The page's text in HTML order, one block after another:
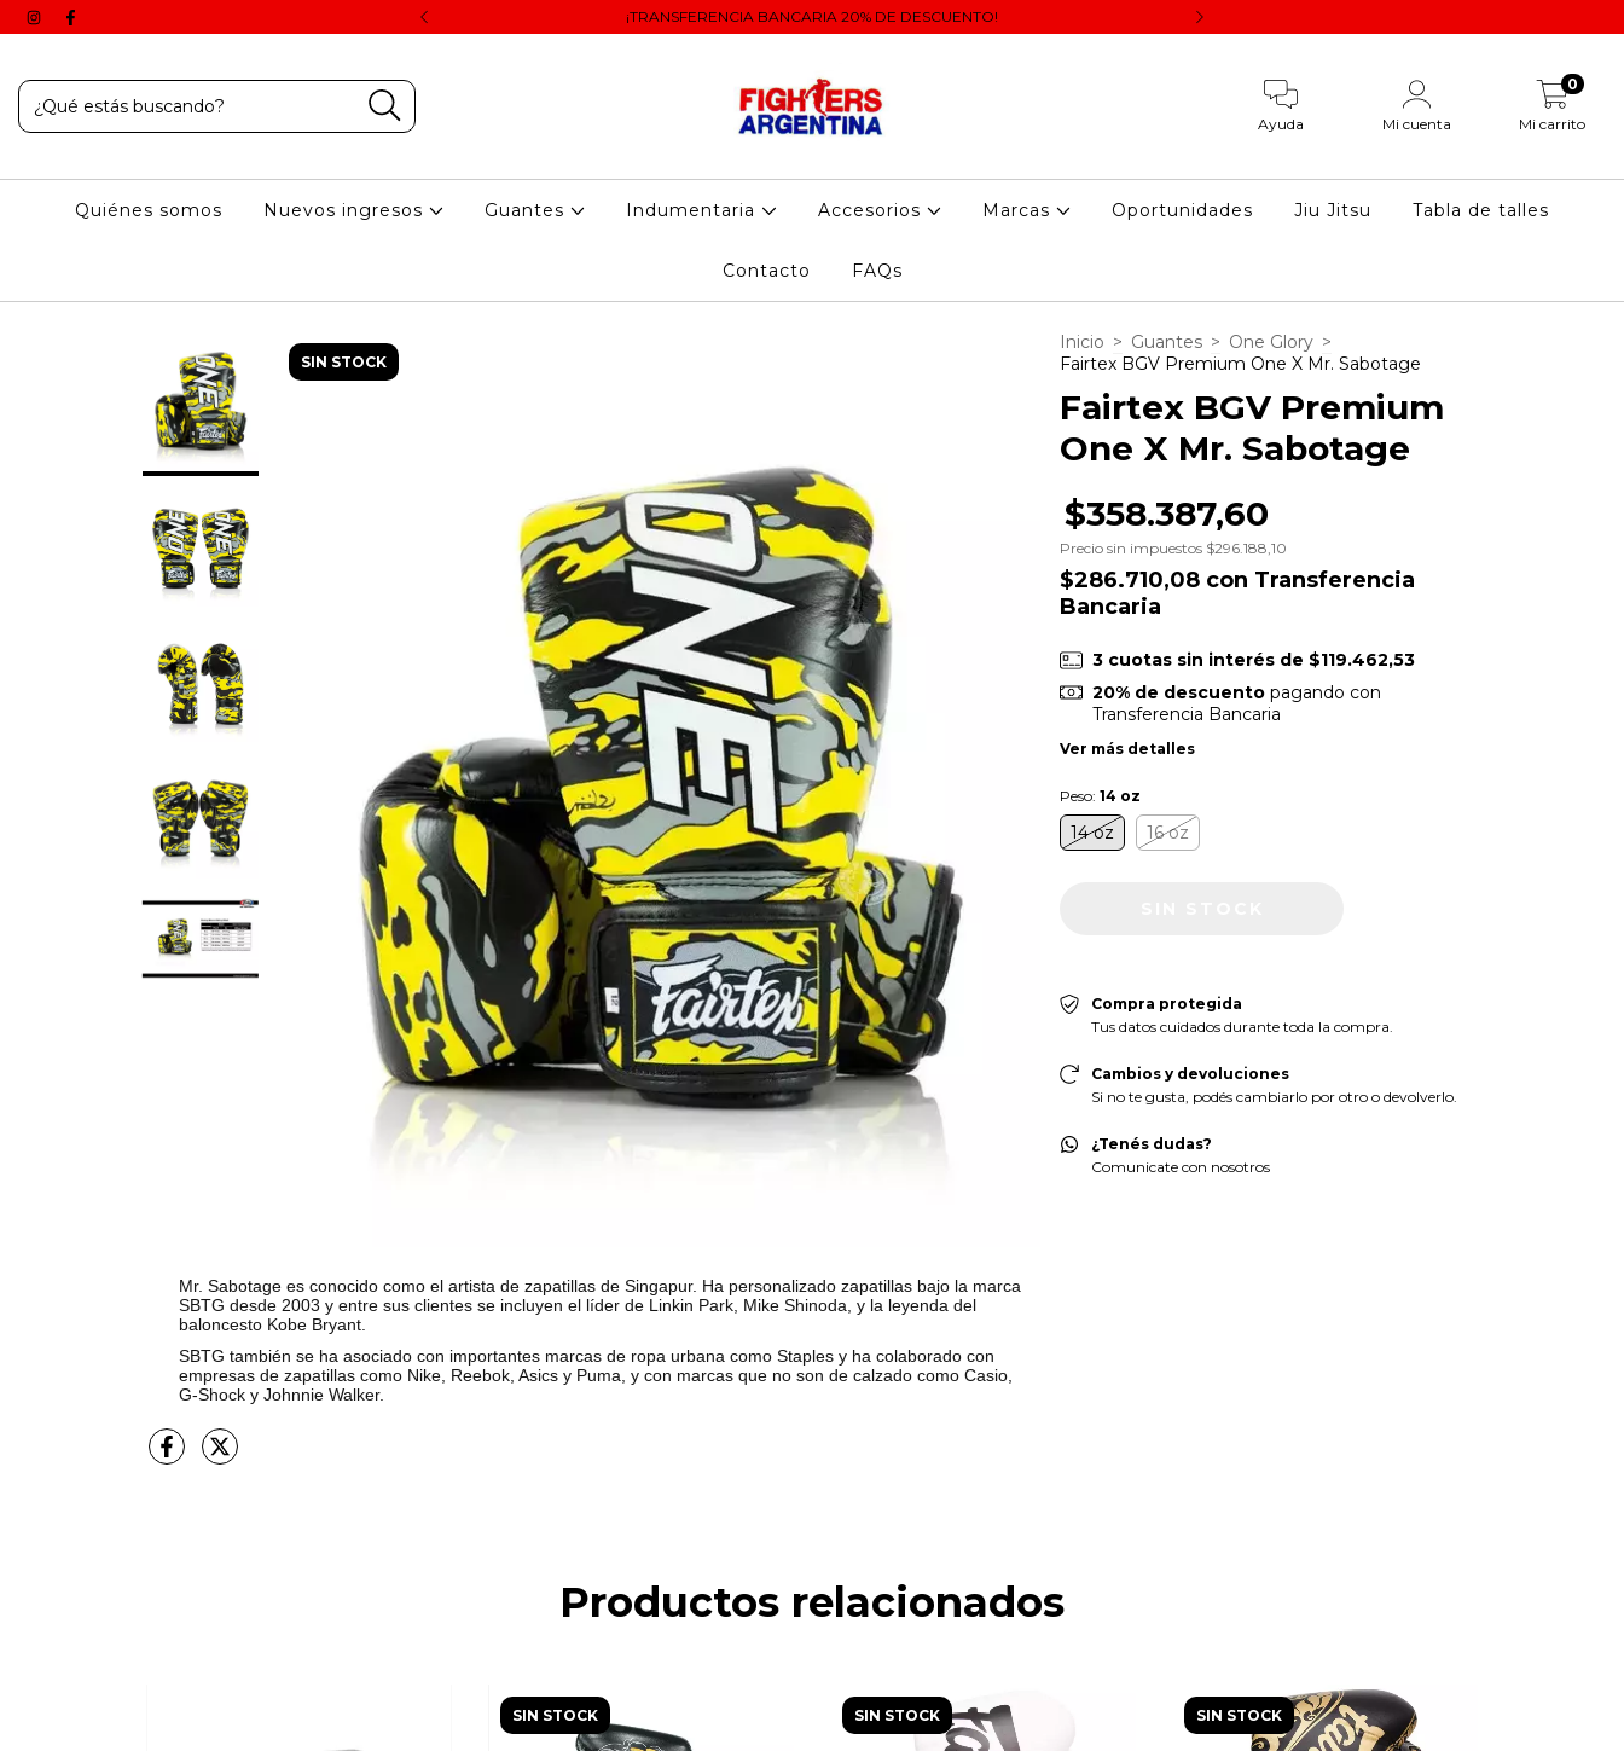
una vez finalizado el proceso de compra online. ¡TRANSFERENCIA BANCARIA 20% DE DESCUENTO!
Ayuda Mi cuenta Mi carrito
0
Quiénes somos Nuevos ingresos Guantes Indumentaria Accesorios Marcas Oportunidades Jiu Jitsu Tabla de talles
Contacto FAQs
SIN STOCK
Mr. Sabotage es conocido como el artista de zapatillas de Singapur. Ha personalizado zapatillas bajo la marca
SBTG desde 2003 y entre sus clientes se incluyen el líder de Linkin Park, Mike Shinoda, y la leyenda del
baloncesto Kobe Bryant.
SBTG también se ha asociado con importantes marcas de ropa urbana como Staples y ha colaborado con
empresas de zapatillas como Nike, Reebok, Asics y Puma, y ​​con marcas que no son de calzado como Casio,
G-Shock y Johnnie Walker.
Inicio > Guantes > One Glory >
Fairtex BGV Premium One X Mr. Sabotage
Fairtex BGV Premium
One X Mr. Sabotage
$358.387,60
Precio sin impuestos $296.188,10
$286.710,08 con Transferencia
Bancaria
3 cuotas sin interés de $119.462,53
20% de descuentopagando con
Transferencia Bancaria
Ver más detalles
Peso: 14 oz
14 oz 16 oz
Compra protegida
Tus datos cuidados durante toda la compra.
Cambios y devoluciones
Si no te gusta, podés cambiarlo por otro o devolverlo.
¿Tenés dudas?
Comunicate con nosotros
Productos relacionados
SIN STOCK SIN STOCK SIN STOCK